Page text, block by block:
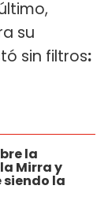
su
sin filtros:
la
Mirra y
siendo la